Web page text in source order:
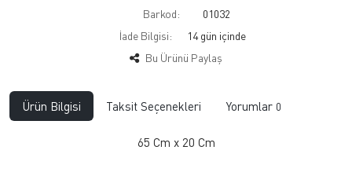
Barkod:
01032
İade Bilgisi:
Bu Ürünü Paylaş
Ürün Bilgisi Taksit Seçenekleri Yorumlar 0
65 Cm x 20 Cm